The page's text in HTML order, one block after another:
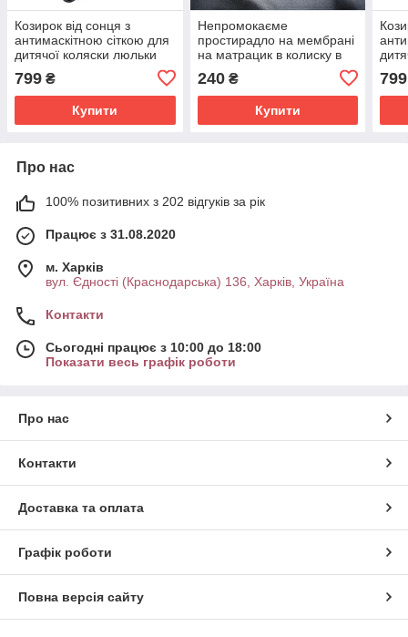
Козирок від сонця з
антимаскітною сіткою для
дитячої коляски люльки
Shade ДоРечі
799 ₴
Купити
Непромокаєме
простирадло на мембрані
на матрацик в колиску в
новонародженого
240₴
Купити
799
Про нас
100% позитивних з 202 відгуків за рік
Працює з 31.08.2020
м. Харків
вул. Єдності (Краснодарська) 136, Харків, Україна
Контакти
Сьогодні працює з 10:00 до 18:00
Показати весь графік роботи
Про нас
Контакти
Доставка та оплата
Графік роботи
Повна версія сайту